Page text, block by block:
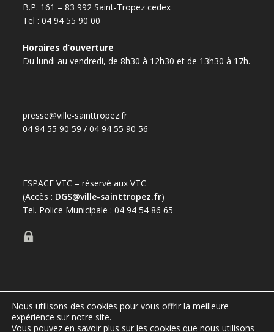
B.P. 161 – 83 992 Saint-Tropez cedex
Tel : 04 94 55 90 00
Horaires d’ouverture
Du lundi au vendredi, de 8h30 à 12h30 et de 13h30 à 17h.
presse@ville-sainttropez.fr
04 94 55 90 59 / 04 94 55 90 56
ESPACE VTC – réservé aux VTC
(Accès : DGS@ville-sainttropez.fr)
Tel. Police Municipale : 04 94 54 86 65
Port de Saint-Tropez
Office de tourisme de Saint-Tropez
Mentions légales
Nous utilisons des cookies pour vous offrir la meilleure
expérience sur notre site.
Vous pouvez en savoir plus sur les cookies que nous utilisons